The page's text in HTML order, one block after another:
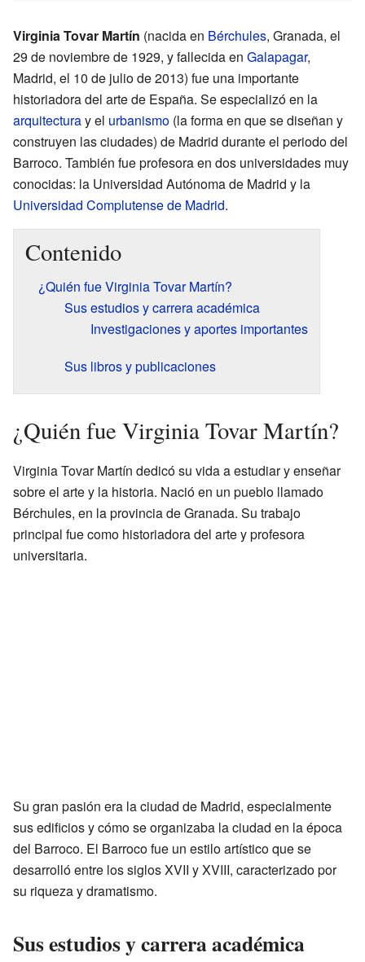
Virginia Tovar Martín (nacida en Bérchules, Granada, el
29 de noviembre de 1929, y fallecida en Galapagar,
Madrid, el 10 de julio de 2013) fue una importante
historiadora del arte de España. Se especializó en la
arquitecturay el urbanismo (la forma en que se diseñan y
construyen las ciudades) de Madrid durante el periodo del
Barroco. También fue profesora en dos universidades muy
conocidas: la Universidad Autónoma de Madrid y la
Universidad Complutense de Madrid.
Contenido
¿Quién fue Virginia Tovar Martín?
Sus estudios y carrera académica
Investigaciones y aportes importantes
Sus libros y publicaciones
¿Quién fue Virginia Tovar Martín?
Virginia Tovar Martín dedicó su vida a estudiar y enseñar
sobre el arte y la historia. Nació en un pueblo llamado
Bérchules, en la provincia de Granada. Su trabajo
principal fue como historiadora del arte y profesora
universitaria.
Su gran pasión era la ciudad de Madrid, especialmente
sus edificios y cómo se organizaba la ciudad en la época
del Barroco. El Barroco fue un estilo artístico que se
desarrolló entre los siglos XVII y XVIII, caracterizado por
su riqueza y dramatismo.
Sus estudios y carrera académica